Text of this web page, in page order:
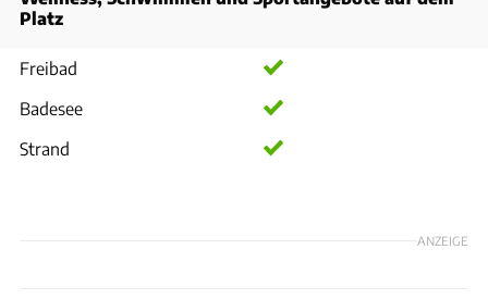
Platz
Freibad
Badesee
Strand
ANZEIGE